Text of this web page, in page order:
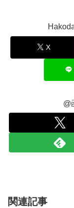
X
@
関連記事